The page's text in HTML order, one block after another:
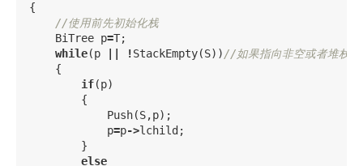
{
//使用前先初始化栈
BiTree p=T;
while(p !StackEmpty(S))//如果指向非空或者堆栈还
{
if(p)
{
Push(S,p);
p=p->lchild ;
}
else